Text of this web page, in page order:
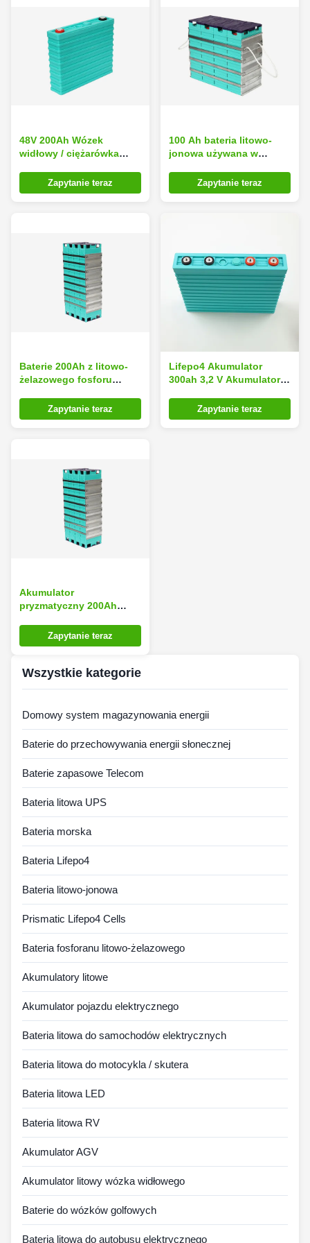
48V 200Ah Wózek
widłowy / ciężarówka
wysokim natężeniu prądu
Zapytanie teraz
100 Ah bateria litowo-
jonowa używana w
elektrycznych / układzie
słonecznym / urządzeniu
Zapytanie teraz
Baterie 200Ah z litowo-
żelazowego fosforu
elektrycznego / autobusu
elektrycznego
Zapytanie teraz
Lifepo4 Akumulator
300ah 3,2 V Akumulator
fosforanowy Solar
Zapytanie teraz
Akumulator
pryzmatyczny 200Ah
elektrycznych,
ciężarówek, autobusów,
Zapytanie teraz
Wszystkie kategorie
Domowy system magazynowania energii
Baterie do przechowywania energii słonecznej
Baterie zapasowe Telecom
Bateria litowa UPS
Bateria morska
Bateria Lifepo4
Bateria litowo-jonowa
Prismatic Lifepo4 Cells
Bateria fosforanu litowo-żelazowego
Akumulatory litowe
Akumulator pojazdu elektrycznego
Bateria litowa do samochodów elektrycznych
Bateria litowa do motocykla / skutera
Bateria litowa LED
Bateria litowa RV
Akumulator AGV
Akumulator litowy wózka widłowego
Baterie do wózków golfowych
Bateria litowa do autobusu elektrycznego